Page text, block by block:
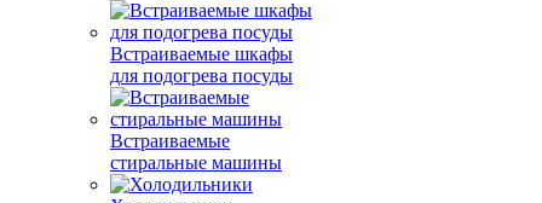
Встраиваемые шкафы
для подогрева посуды
Встраиваемые
стиральные машины